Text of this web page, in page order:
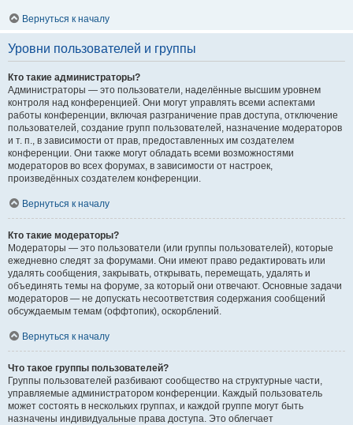
Вернуться к началу
Уровни пользователей и группы
Кто такие администраторы?
Администраторы — это пользователи, наделённые высшим уровнем
контроля над конференцией. Они могут управлять всеми аспектами
работы конференции, включая разграничение прав доступа, отключение
пользователей, создание групп пользователей, назначение модераторов
и т. п., в зависимости от прав, предоставленных им создателем
конференции. Они также могут обладать всеми возможностями
модераторов во всех форумах, в зависимости от настроек,
произведённых создателем конференции.
Вернуться к началу
Кто такие модераторы?
Модераторы — это пользователи (или группы пользователей), которые
ежедневно следят за форумами. Они имеют право редактировать или
удалять сообщения, закрывать, открывать, перемещать, удалять и
объединять темы на форуме, за который они отвечают. Основные задачи
модераторов — не допускать несоответствия содержания сообщений
обсуждаемым темам (оффтопик), оскорблений.
Вернуться к началу
Что такое группы пользователей?
Группы пользователей разбивают сообщество на структурные части,
управляемые администратором конференции. Каждый пользователь
может состоять в нескольких группах, и каждой группе могут быть
назначены индивидуальные права доступа. Это облегчает